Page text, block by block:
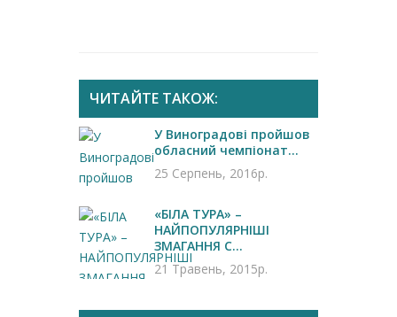
ЧИТАЙТЕ ТАКОЖ:
У Виноградові пройшов
обласний чемпіонат...
25 Серпень, 2016р.
«БІЛА ТУРА» –
НАЙПОПУЛЯРНІШІ
ЗМАГАННЯ С...
21 Травень, 2015р.